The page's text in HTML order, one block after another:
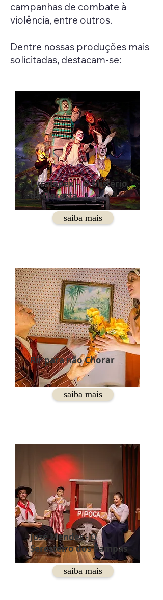
campanhas de combate à
violência, entre outros.
Dentre nossas produções mais
solicitadas, destacam-se:
Lycalopex – O Mistério
da Floresta
saiba mais
Rir para não Chorar
saiba mais
José Mendes - O
Seresteiro dos Pampas
saiba mais